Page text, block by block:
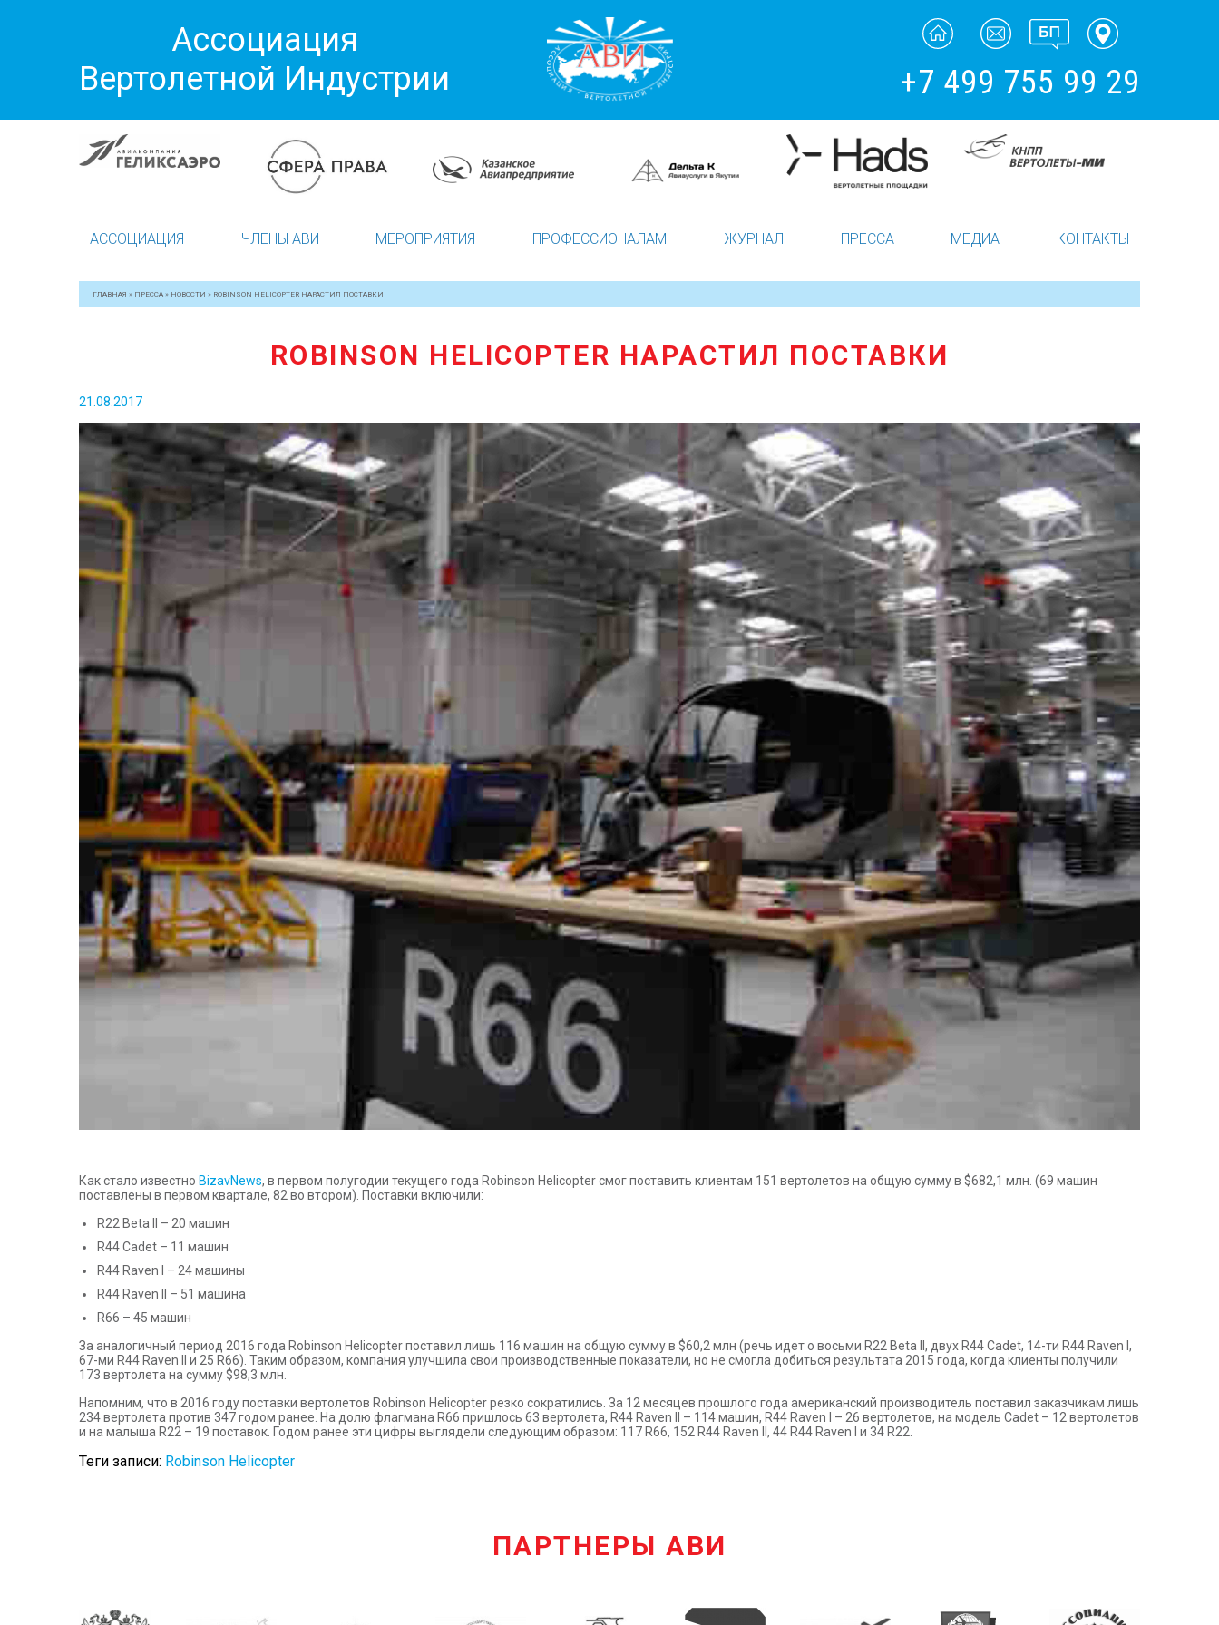
Ассоциация
Вертолетной Индустрии
+7 499 755 99 29
АССОЦИАЦИЯ ЧЛЕНЫ АВИ МЕРОПРИЯТИЯ ПРОФЕССИОНАЛАМ ЖУРНАЛ ПРЕССА МЕДИА КОНТАКТЫ
ГЛАВНАЯ » ПРЕССА » НОВОСТИ » ROBINSON HELICOPTER НАРАСТИЛ ПОСТАВКИ
ROBINSON HELICOPTER НАРАСТИЛ ПОСТАВКИ
21.08.2017
Как стало известно BizavNews, в первом полугодии текущего года Robinson Helicopter смог поставить клиентам 151 вертолетов на общую сумму в $682,1 млн. (69 машин
поставлены в первом квартале, 82 во втором). Поставки включили:
R22 Beta II – 20 машин
R44 Cadet – 11 машин
R44 Raven I – 24 машины
R44 Raven II – 51 машина
R66 – 45 машин
За аналогичный период 2016 года Robinson Helicopter поставил лишь 116 машин на общую сумму в $60,2 млн (речь идет о восьми R22 Beta II, двух R44 Cadet, 14-ти R44 Raven I,
67-ми R44 Raven II и 25 R66). Таким образом, компания улучшила свои производственные показатели, но не смогла добиться результата 2015 года, когда клиенты получили
173 вертолета на сумму $98,3 млн.
Напомним, что в 2016 году поставки вертолетов Robinson Helicopter резко сократились. За 12 месяцев прошлого года американский производитель поставил заказчикам лишь
234 вертолета против 347 годом ранее. На долю флагмана R66 пришлось 63 вертолета, R44 Raven II – 114 машин, R44 Raven I – 26 вертолетов, на модель Cadet – 12 вертолетов
и на малыша R22 – 19 поставок. Годом ранее эти цифры выглядели следующим образом: 117 R66, 152 R44 Raven II, 44 R44 Raven I и 34 R22.
Теги записи: Robinson Helicopter
ПАРТНЕРЫ АВИ